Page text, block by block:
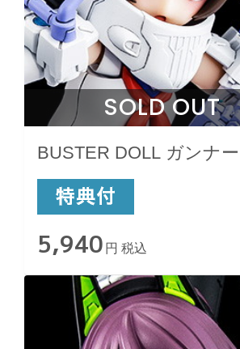
SOLD OUT
BUSTER DOLL ガンナー
5,940 円 税込